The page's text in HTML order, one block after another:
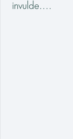
invulde.…